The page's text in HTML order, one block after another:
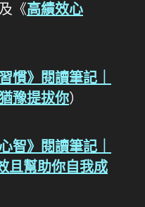
及《高績效心
慣》閱讀筆記｜
豫提拔你）
智》閱讀筆記｜
且幫助你自我成